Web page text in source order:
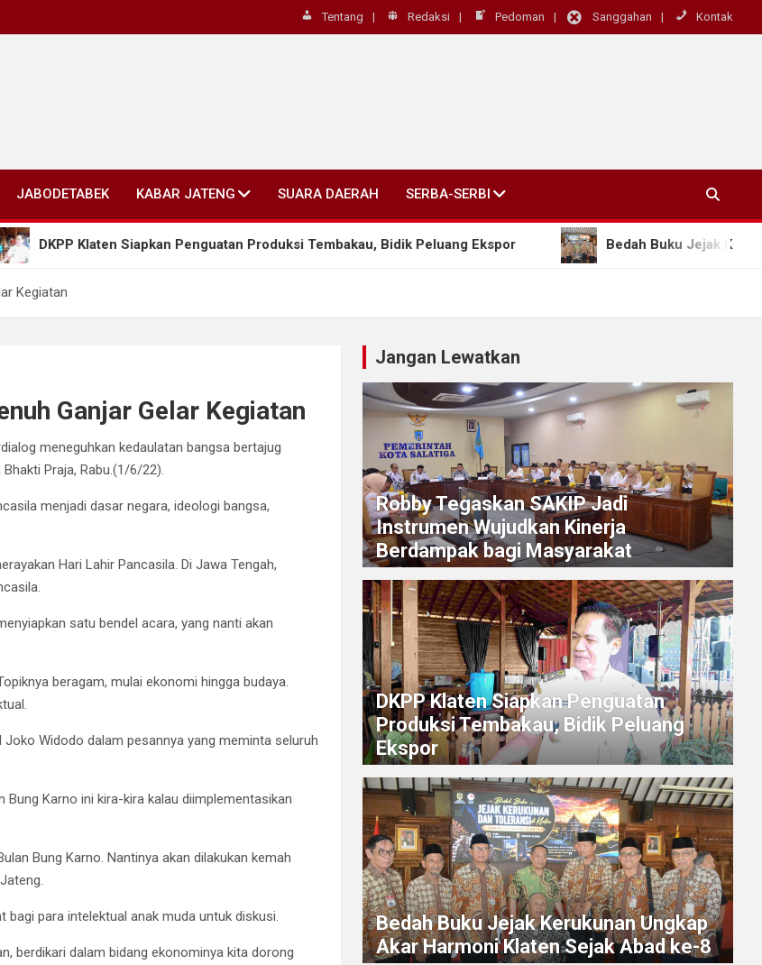
Tentang Redaksi Pedoman Sanggahan Kontak
JABODETABEK KABAR JATENG SUARA DAERAH SERBA-SERBI
Siapkan Penguatan Produksi Tembakau, Bidik Peluang Ekspor Bedah Buku Jejak Kerukunan
Kegiatan
Ganjar Gelar Kegiatan
meneguhkan kedaulatan bangsa bertajug
Praja, Rabu.(1/6/22).
menjadi dasar negara, ideologi bangsa,
Hari Lahir Pancasila. Di Jawa Tengah,
satu bendel acara, yang nanti akan
beragam, mulai ekonomi hingga budaya.
Widodo dalam pesannya yang meminta seluruh
Karno ini kira-kira kalau diimplementasikan
Bung Karno. Nantinya akan dilakukan kemah
bagi para intelektual anak muda untuk diskusi.
berdikari dalam bidang ekonominya kita dorong
Jangan Lewatkan
Robby Tegaskan SAKIP Jadi
Instrumen Wujudkan Kinerja
Berdampak bagi Masyarakat
DKPP Klaten Siapkan Penguatan
Produksi Tembakau, Bidik Peluang
Ekspor
Bedah Buku Jejak Kerukunan Ungkap
Akar Harmoni Klaten Sejak Abad ke-8